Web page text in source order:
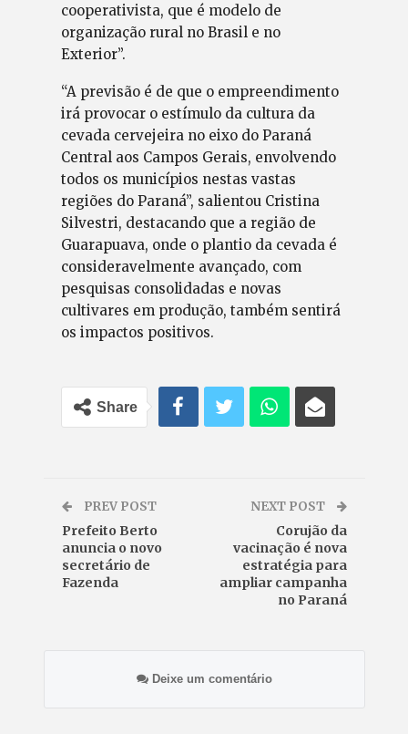
cooperativista, que é modelo de
organização rural no Brasil e no
Exterior”.
“A previsão é de que o empreendimento
irá provocar o estímulo da cultura da
cevada cervejeira no eixo do Paraná
Central aos Campos Gerais, envolvendo
todos os municípios nestas vastas
regiões do Paraná”, salientou Cristina
Silvestri, destacando que a região de
Guarapuava, onde o plantio da cevada é
consideravelmente avançado, com
pesquisas consolidadas e novas
cultivares em produção, também sentirá
os impactos positivos.
Share
PREV POST
Prefeito Berto
anuncia o novo
secretário de
Fazenda
NEXT POST
Corujão da
vacinação é nova
estratégia para
ampliar campanha
no Paraná
Deixe um comentário